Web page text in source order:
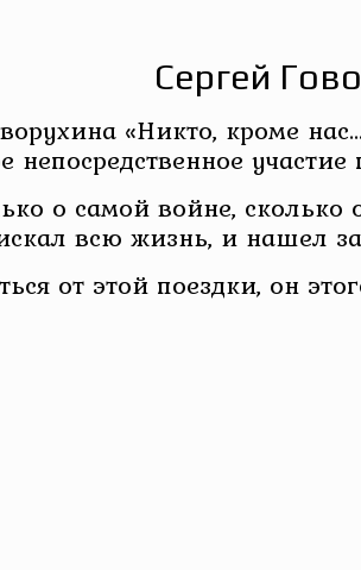
Сергей
«Никто, кроме
непосредственное
о самой войне,
всю жизнь, и нашел за
от этой поездки, он